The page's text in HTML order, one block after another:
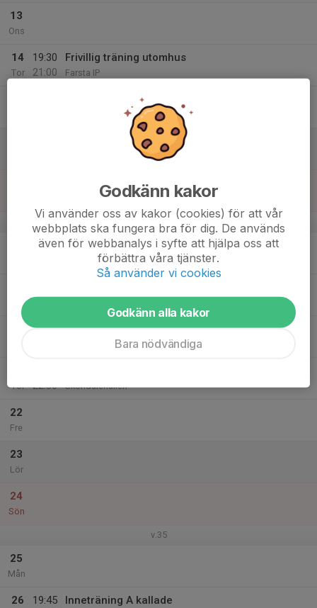
13
Ons
14
Tor
19:30
21:00
Frivillig träning utomhus
Farsta IP
Uppstartshelg A kallade
Uppstartshelg A kallade
Sköndalshallen
v.34
Tis
21:15
21:00
Inneträning B
Skarpnäckshallen
Tor
22:30
Sköndalshallen
22
Fre
23
Lör
24
Sön
v.35
25
Mån
26
19:45
Inneträning A kallade
Godkänn kakor
Vi använder oss av kakor (cookies) för att vår
webbplats ska fungera bra för dig. De används
även för webbanalys i syfte att hjälpa oss att
förbättra våra tjänster.
Så använder vi cookies
Godkänn alla kakor
Bara nödvändiga